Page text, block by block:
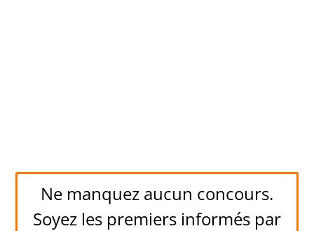
Ne manquez aucun concours.
Soyez les premiers informés par